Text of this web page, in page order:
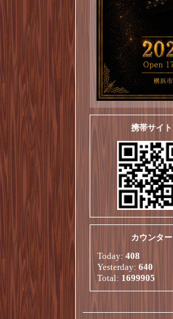
携帯サイト
カウンター
Today: 408
Yesterday: 640
Total: 1699905